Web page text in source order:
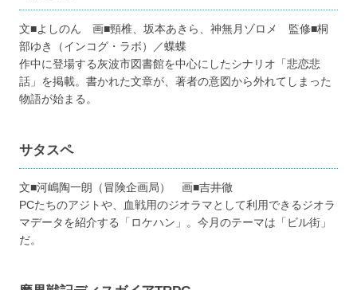
文■よしのん 画■頸椎、坂本あきら、神無月ゾロメ 監修■桐
部ゆき（インコグ・ラボ）／蝶蝶
作中に登場する灰波市図書館を中心にしたシナリオ「悲恋悲
話」を掲載。書かれた文章が、著者の意図から外れてしまった
物語が始まる。
サタスペ
文■河嶋陶一朗（冒険企画局） 画■吉井徹
PCたちのアジトや、血戦用のジオラマとして利用できるジオラ
マデータを紹介する「ロケハン」。今月のテーマは「ビル街」
だ。